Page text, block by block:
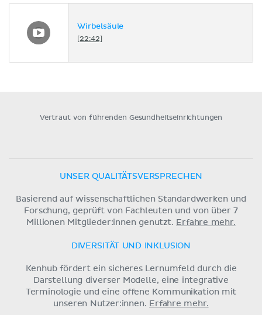
Wirbelsäule
[22:42]
Vertraut von führenden Gesundheitseinrichtungen
UNSER QUALITÄTSVERSPRECHEN
Basierend auf wissenschaftlichen Standardwerken und
Forschung, geprüft von Fachleuten und von über 7
Millionen Mitglieder:innen genutzt. Erfahre mehr.
DIVERSITÄT UND INKLUSION
Kenhub fördert ein sicheres Lernumfeld durch die
Darstellung diverser Modelle, eine integrative
Terminologie und eine offene Kommunikation mit
unseren Nutzer:innen. Erfahre mehr.